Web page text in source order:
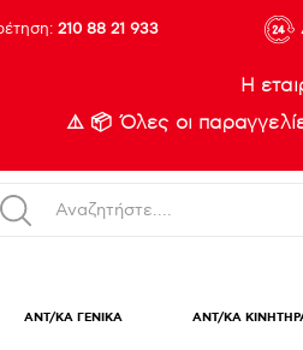
210 88 21 933
Η
⚠️ 📦 Όλες οι
ΑΝΤ/ΚΑ ΓΕΝΙΚΑ ΑΝΤ/ΚΑ